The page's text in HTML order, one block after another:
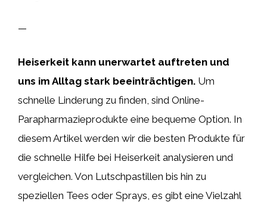
—
Heiserkeit kann unerwartet auftreten und
uns im Alltag stark beeinträchtigen. Um
schnelle Linderung zu finden, sind Online-
Parapharmazieprodukte eine bequeme Option. In
diesem Artikel werden wir die besten Produkte für
die schnelle Hilfe bei Heiserkeit analysieren und
vergleichen. Von Lutschpastillen bis hin zu
speziellen Tees oder Sprays, es gibt eine Vielzahl